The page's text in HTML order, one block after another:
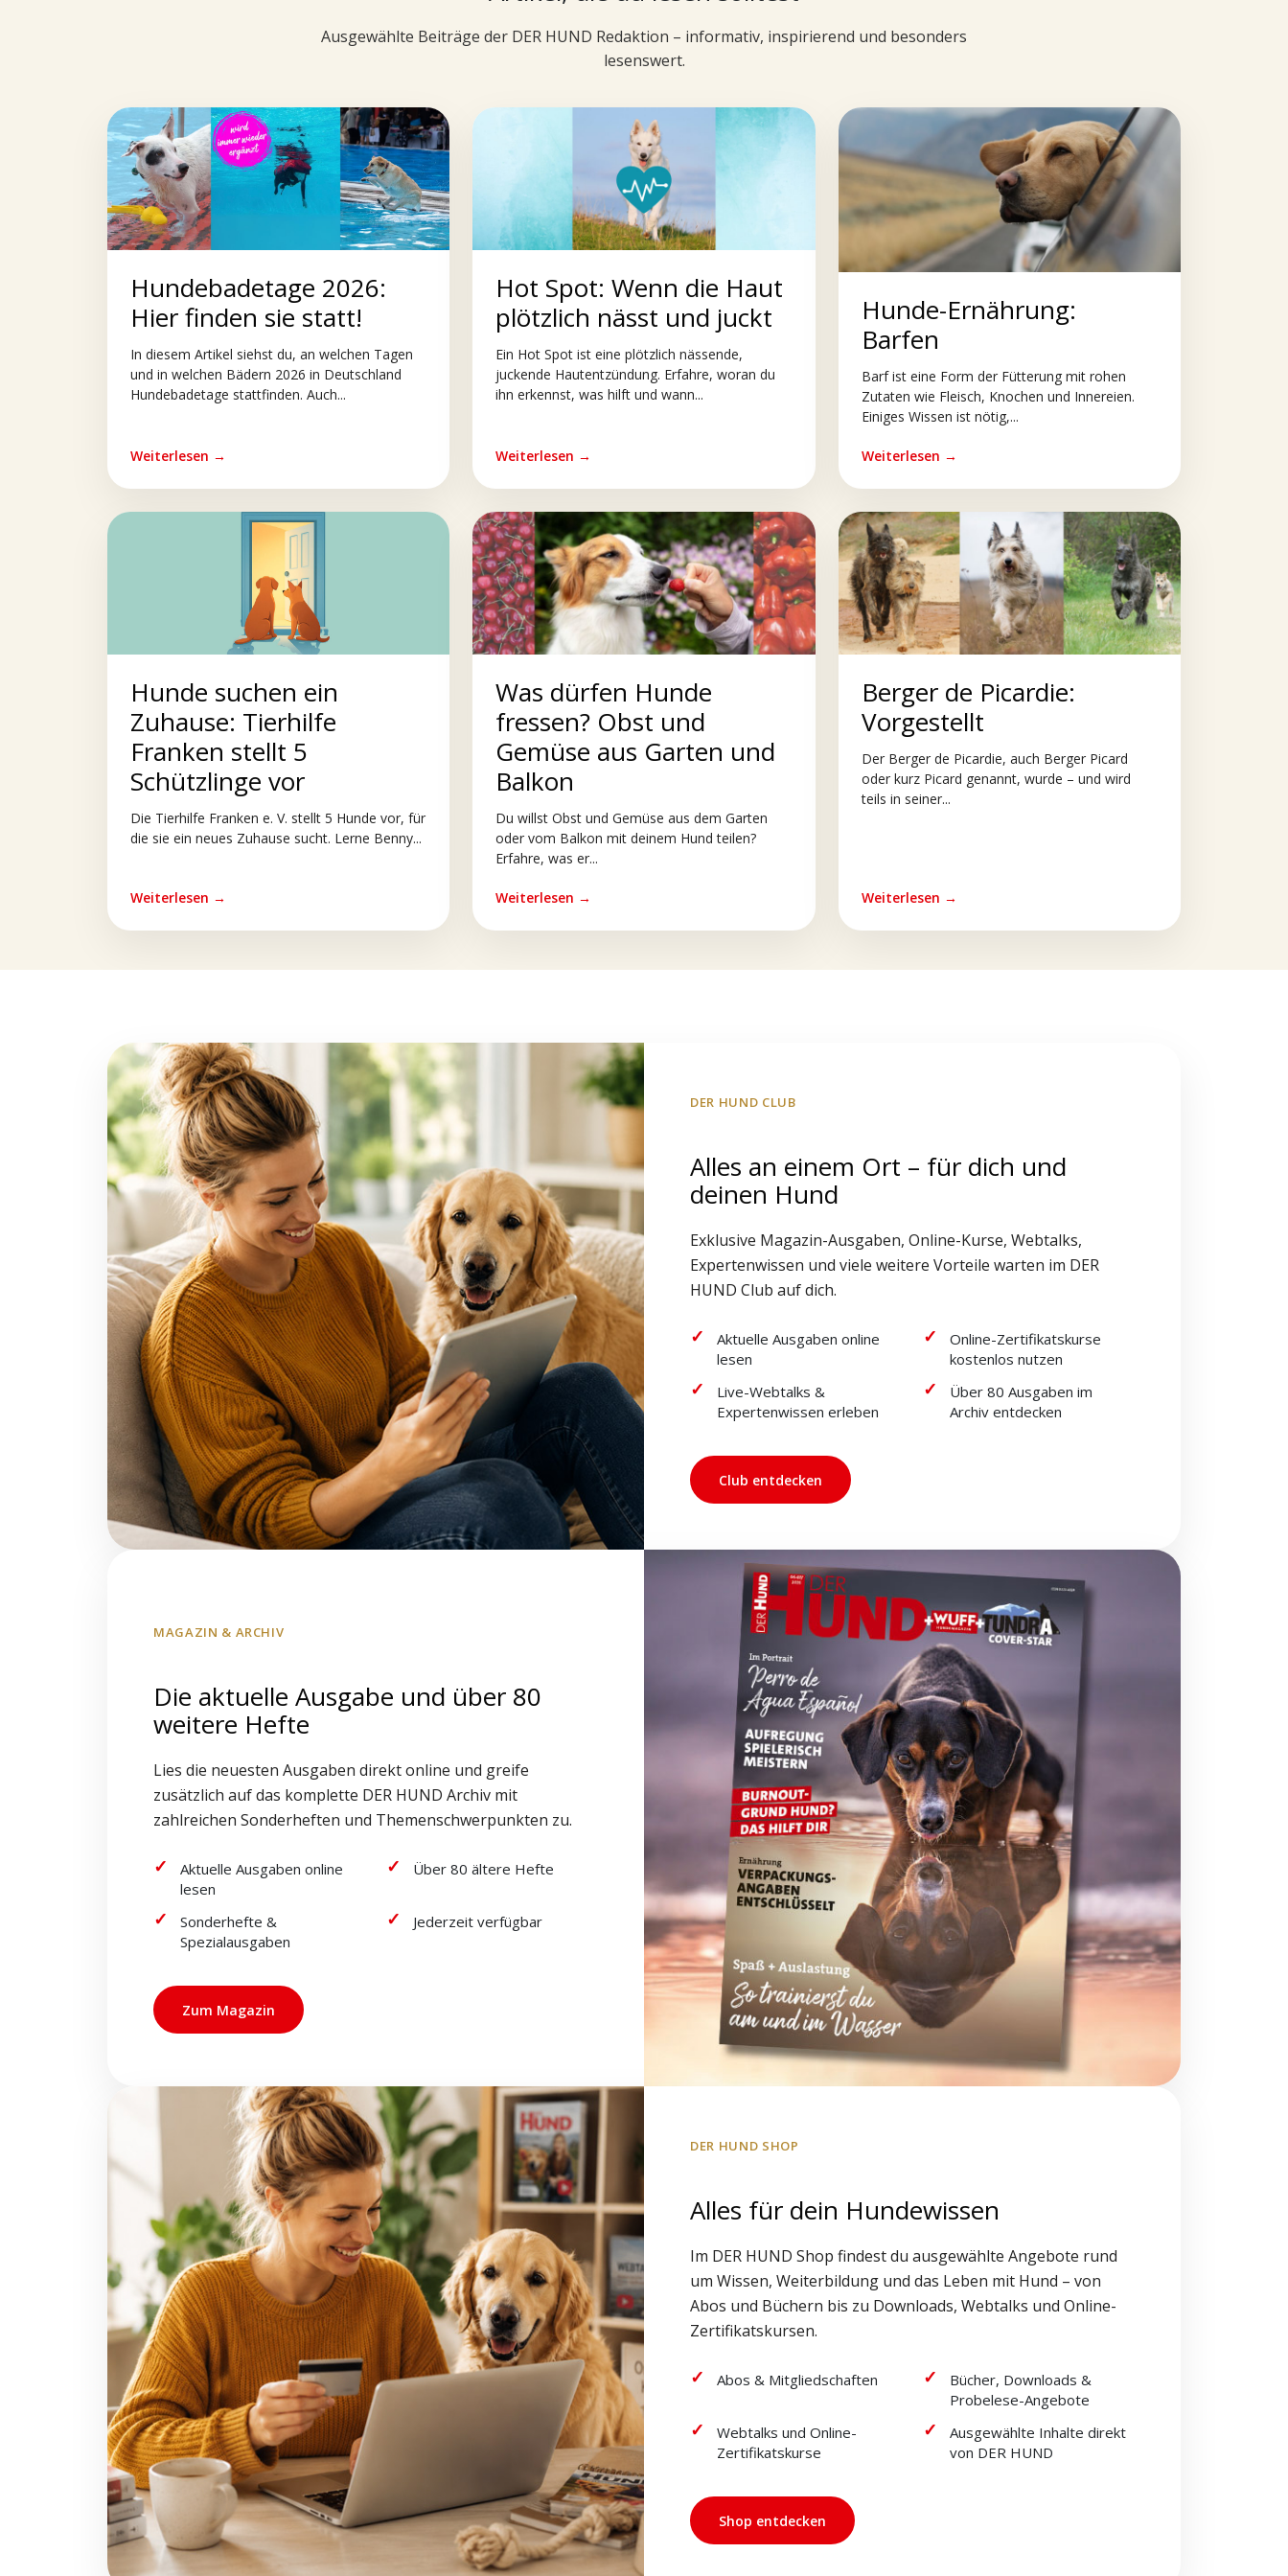
Ausgewählte Beiträge der DER HUND Redaktion – informativ, inspirierend und besonders
lesenswert.
Hundebadetage 2026:
Hier finden sie statt!
In diesem Artikel siehst du, an welchen Tagen
und in welchen Bädern 2026 in Deutschland
Hundebadetage stattfinden. Auch...
Weiterlesen →
Hot Spot: Wenn die Haut
plötzlich nässt und juckt
Ein Hot Spot ist eine plötzlich nässende,
juckende Hautentzündung. Erfahre, woran du
ihn erkennst, was hilft und wann...
Weiterlesen →
Hunde-Ernährung:
Barfen
Barf ist eine Form der Fütterung mit rohen
Zutaten wie Fleisch, Knochen und Innereien.
Einiges Wissen ist nötig,...
Weiterlesen →
Hunde suchen ein
Zuhause: Tierhilfe
Franken stellt 5
Schützlinge vor
Die Tierhilfe Franken e. V. stellt 5 Hunde vor, für
die sie ein neues Zuhause sucht. Lerne Benny...
Weiterlesen →
Was dürfen Hunde
fressen? Obst und
Gemüse aus Garten und
Balkon
Du willst Obst und Gemüse aus dem Garten
oder vom Balkon mit deinem Hund teilen?
Erfahre, was er...
Weiterlesen →
Berger de Picardie:
Vorgestellt
Der Berger de Picardie, auch Berger Picard
oder kurz Picard genannt, wurde – und wird
teils in seiner...
Weiterlesen →
DER HUND CLUB
Alles an einem Ort – für dich und
deinen Hund
Exklusive Magazin-Ausgaben, Online-Kurse, Webtalks,
Expertenwissen und viele weitere Vorteile warten im DER
HUND Club auf dich.
Aktuelle Ausgaben online
lesen
Online-Zertifikatskurse
kostenlos nutzen
Live-Webtalks &
Expertenwissen erleben
Über 80 Ausgaben im
Archiv entdecken
Club entdecken
MAGAZIN & ARCHIV
Die aktuelle Ausgabe und über 80
weitere Hefte
Lies die neuesten Ausgaben direkt online und greife
zusätzlich auf das komplette DER HUND Archiv mit
zahlreichen Sonderheften und Themenschwerpunkten zu.
Aktuelle Ausgaben online
lesen
Über 80 ältere Hefte
Sonderhefte &
Spezialausgaben
Jederzeit verfügbar
Zum Magazin
DER HUND SHOP
Alles für dein Hundewissen
Im DER HUND Shop findest du ausgewählte Angebote rund
um Wissen, Weiterbildung und das Leben mit Hund – von
Abos und Büchern bis zu Downloads, Webtalks und Online-
Zertifikatskursen.
Abos & Mitgliedschaften
Bücher, Downloads &
Probelese-Angebote
Webtalks und Online-
Zertifikatskurse
Ausgewählte Inhalte direkt
von DER HUND
Shop entdecken